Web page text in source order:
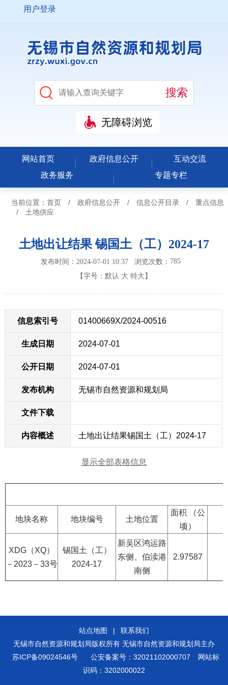
用户登录
无障碍浏览
网站首页 政府信息公开
互动交流
政务服务
专题专栏
当前位置： 首页 / 政府信息公开 / 信息公开目录 /
重点信息
/
土地供应
土地出让结果 锡国土（工）2024-17
发布时间：2024-07-01 10:37 浏览次数： 785
【字号： 默认 大 特大 】
信息索引号 01400669X/2024-00516
生成日期 2024-07-01
公开日期 2024-07-01
发布机构 无锡市自然资源和规划局
文件下载
内容概述 土地出让结果锡国土（工）2024-17
显示全部表格信息
地块名称 地块编号 土地位置
面积 （公
顷）
XDG（XQ）
－2023－33号
锡国土（工）
2024-17
新吴区鸿运路
东侧、伯渎港
南侧
2.97587
站点地图 |
联系我们
无锡市自然资源和规划局版权所有 无锡市自然资源和规划局主办
苏ICP备09024546号
公安备案号：32021102000707
网站标
识码：3202000022